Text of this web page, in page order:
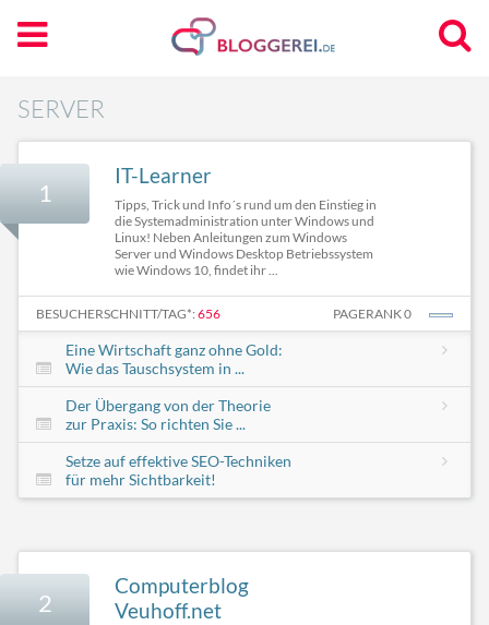
SERVER
1
IT-Learner
Tipps, Trick und Info´s rund um den Einstieg in
die Systemadministration unter Windows und
Linux! Neben Anleitungen zum Windows
Server und Windows Desktop Betriebssystem
wie Windows 10, findet ihr ...
BESUCHERSCHNITT/TAG*: 656 PAGERANK 0
Eine Wirtschaft ganz ohne Gold:
Wie das Tauschsystem in ...
Der Übergang von der Theorie
zur Praxis: So richten Sie ...
Setze auf effektive SEO-Techniken
für mehr Sichtbarkeit!
2
Computerblog
Veuhoff.net